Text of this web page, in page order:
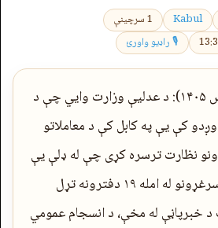
Kabul
1 سرچینې
🎙 راډیو واورئ
کابل (پژواک، ۹ چنګاښ ۱۴۰۵): د عدلیې وزارت وایي چې د
کې یې په کابل کې د معاملاتو
له ۶۳ دفترونو نظارت ترسره کړی چې له ډلې یې
د ناقانونه فعالیت او سرغړونو له امله ۱۹ دفترونه تړل
خبرپاڼې له مخې، د انسجام عمومي